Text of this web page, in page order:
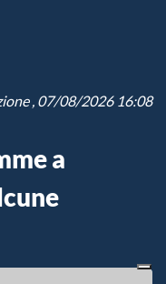
, 07/08/2026 16:08
a